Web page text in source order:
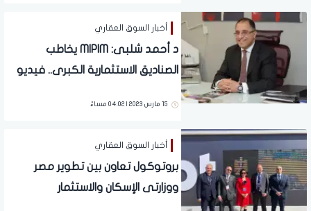
أخبار السوق العقاري
د أحمد شلبى: MIPIM يخاطب
الصناديق الاستثمارية الكبرى.. فيديو
15 مارس 2023 | 04:02 مساءً
أخبار السوق العقاري
بروتوكول تعاون بين تطوير مصر
ووزارتى الإسكان والاستثمار